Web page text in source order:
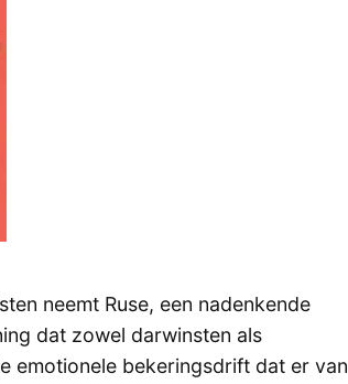
neemt Ruse, een nadenkende
dat zowel darwinsten als
emotionele bekeringsdrift dat er van